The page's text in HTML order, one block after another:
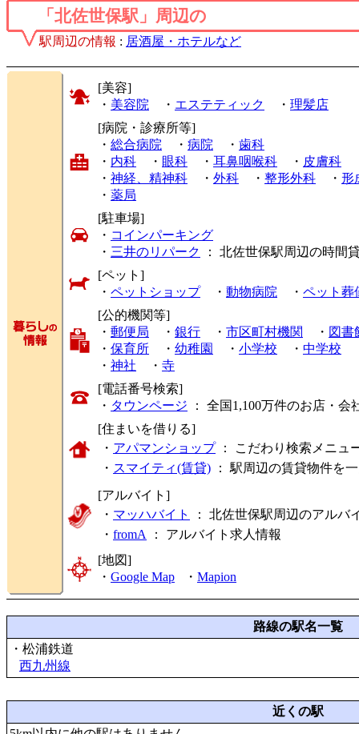
「北佐世保駅」周辺の
駅周辺の情報 : 居酒屋・ホテルなど
[美容]
・ 美容院 ・ エステティック ・ 理髪店
[病院・診療所等]
・ 総合病院 ・ 病院 ・ 歯科
・ 内科 ・ 眼科 ・ 耳鼻咽喉科 ・ 皮膚科
・ 神経、精神科 ・ 外科 ・ 整形外科 ・ 形
・ 薬局
[駐車場]
・ コインパーキング
・ 三井のリパーク
： 北佐世保駅周辺の時間
[ペット]
・ ペットショップ・ 動物病院 ・ ペット葬
[公的機関等]
・ 郵便局 ・ 銀行 ・ 市区町村機関 ・ 図書
・ 保育所 ・ 幼稚園 ・ 小学校 ・ 中学校
・ 神社 ・ 寺
[電話番号検索]
・ タウンページ ： 全国1,100万件のお店・
[住まいを借りる]
・ アパマンショップ： こだわり検索メニュ
・ スマイティ(賃貸) ： 駅周辺の賃貸物件を
[アルバイト]
・ マッハバイト
： 北佐世保駅周辺のアルバ
・ fromA ： アルバイト求人情報
[地図]
・ Google Map ・ Mapion
路線の駅名一覧
・松浦鉄道
西九州線
近くの駅